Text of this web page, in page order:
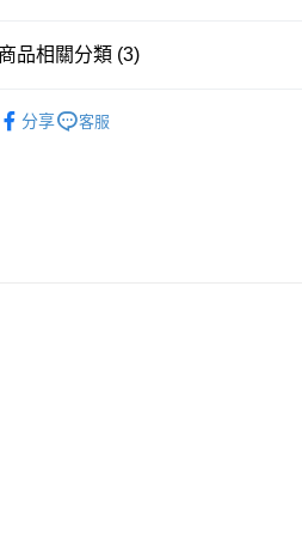
送貨方式
付款後順豐自助櫃
商品相關分類 (3)
分享 客服